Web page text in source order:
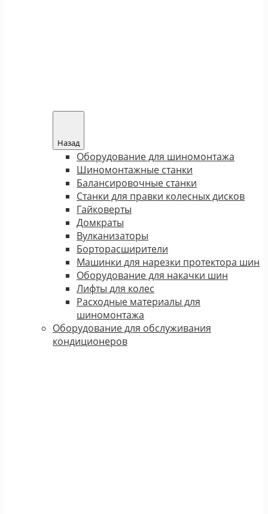
Назад
Оборудование для шиномонтажа
Шиномонтажные станки
Балансировочные станки
Станки для правки колесных дисков
Гайковерты
Домкраты
Вулканизаторы
Борторасширители
Машинки для нарезки протектора шин
Оборудование для накачки шин
Лифты для колес
Расходные материалы для
шиномонтажа
Оборудование для обслуживания
кондиционеров